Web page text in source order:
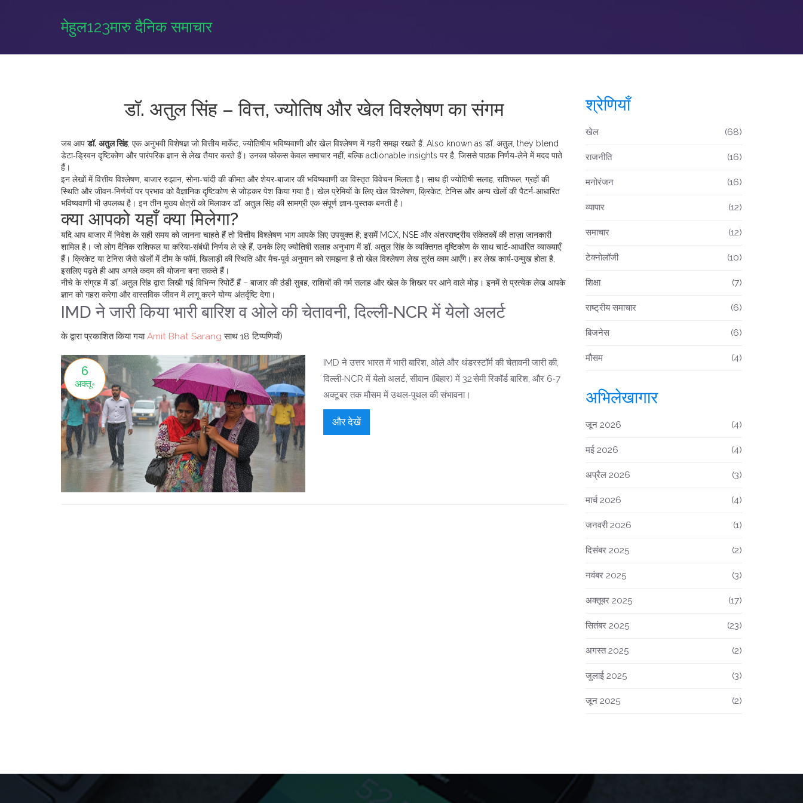
मेहुल123मारु दैनिक समाचार
डॉ. अतुल सिंह – वित्त, ज्योतिष और खेल विश्लेषण का संगम
जब आपडॉ. अतुल सिंह, एक अनुभवी विशेषज्ञ जो वित्तीय मार्केट, ज्योतिषीय भविष्यवाणी और खेल विश्लेषण में गहरी समझ रखते हैं. Also known as डॉ. अतुल, they blend
डेटा‑ड्रिवन दृष्टिकोण और पारंपरिक ज्ञान से लेख तैयार करते हैं। उनका फोकस केवल समाचार नहीं, बल्कि actionable insights पर है, जिससे पाठक निर्णय‑लेने में मदद पाते
हैं।
इन लेखों मेंवित्तीय विश्लेषण बाजार रुझान, सोना‑चांदी की कीमत और शेयर‑बाजार की भविष्यवाणीका विस्तृत विवेचन मिलता है। साथ हीज्योतिषी सलाह राशिफल, ग्रहों की
स्थिति और जीवन‑निर्णयों पर प्रभाव को वैज्ञानिक दृष्टिकोण से जोड़कर पेश किया गया है। खेल प्रेमियों के लिएखेल विश्लेषण क्रिकेट, टेनिस और अन्य खेलों की पैटर्न‑आधारित
भविष्यवाणीभी उपलब्ध है। इन तीन मुख्य क्षेत्रों को मिलाकर डॉ. अतुल सिंह की सामग्री एक संपूर्ण ज्ञान‑पुस्तक बनती है।
क्या आपको यहाँ क्या मिलेगा?
यदि आप बाजार में निवेश के सही समय को जानना चाहते हैं तो वित्तीय विश्लेषण भाग आपके लिए उपयुक्त है; इसमें MCX, NSE और अंतरराष्ट्रीय संकेतकों की ताज़ा जानकारी
शामिल है। जो लोग दैनिक राशिफल या करिया‑संबंधी निर्णय ले रहे हैं, उनके लिए ज्योतिषी सलाह अनुभाग में डॉ. अतुल सिंह के व्यक्तिगत दृष्टिकोण के साथ चार्ट‑आधारित व्याख्याएँ
हैं। क्रिकेट या टेनिस जैसे खेलों में टीम के फॉर्म, खिलाड़ी की स्थिति और मैच‑पूर्व अनुमान को समझना है तो खेल विश्लेषण लेख तुरंत काम आएँगे। हर लेख कार्य‑उन्मुख होता है,
इसलिए पढ़ते ही आप अगले कदम की योजना बना सकते हैं।
नीचे के संग्रह में डॉ. अतुल सिंह द्वारा लिखी गई विभिन्न रिपोर्टें हैं – बाजार की ठंडी सुबह, राशियों की गर्म सलाह और खेल के शिखर पर आने वाले मोड़। इनमें से प्रत्येक लेख आपके
ज्ञान को गहरा करेगा और वास्तविक जीवन में लागू करने योग्य अंतर्दृष्टि देगा।
IMD ने जारी किया भारी बारिश व ओले की चेतावनी, दिल्ली‑NCR में येलो अलर्ट
के द्वारा प्रकाशित किया गयाAmit Bhat Sarang साथ 18 टिप्पणियाँ)
6
अक्तू॰
IMD ने उत्तर भारत में भारी बारिश, ओले और थंडरस्टॉर्म की चेतावनी जारी की,
दिल्ली‑NCR में येलो अलर्ट, सीवान (बिहार) में 32 सेमी रिकॉर्ड बारिश, और 6‑7
अक्टूबर तक मौसम में उथल‑पुथल की संभावना।
और देखें
श्रेणियाँ
खेल (68)
राजनीति (16)
मनोरंजन (16)
व्यापार (12)
समाचार (12)
टेक्नोलॉजी (10)
शिक्षा (7)
राष्ट्रीय समाचार (6)
बिजनेस (6)
मौसम (4)
अभिलेखागार
जून 2026 (4)
मई 2026 (4)
अप्रैल 2026 (3)
मार्च 2026 (4)
जनवरी 2026 (1)
दिसंबर 2025 (2)
नवंबर 2025 (3)
अक्तूबर 2025 (17)
सितंबर 2025 (23)
अगस्त 2025 (2)
जुलाई 2025 (3)
जून 2025 (2)